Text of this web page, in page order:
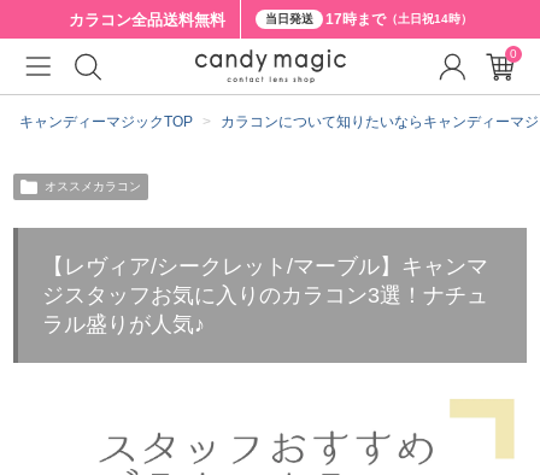
カラコン全品送料無料 当日発送 17時まで（土日祝14時）
キャンディーマジックTOP カラコンについて知りたいならキャンディーマ
オススメカラコン
【レヴィア/シークレット/マーブル】キャンマ
ジスタッフお気に入りのカラコン3選！ナチュ
ラル盛りが人気♪
0